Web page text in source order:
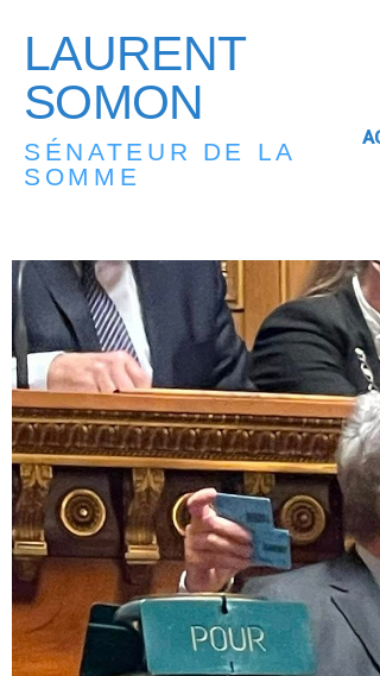
LAURENT
SOMON
SÉNATEUR DE LA
SOMME